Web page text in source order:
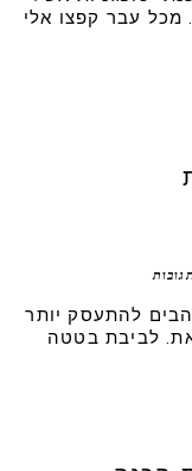
מכל עבר קפצו אלי
להתעסק יותר
לביבת בטטה